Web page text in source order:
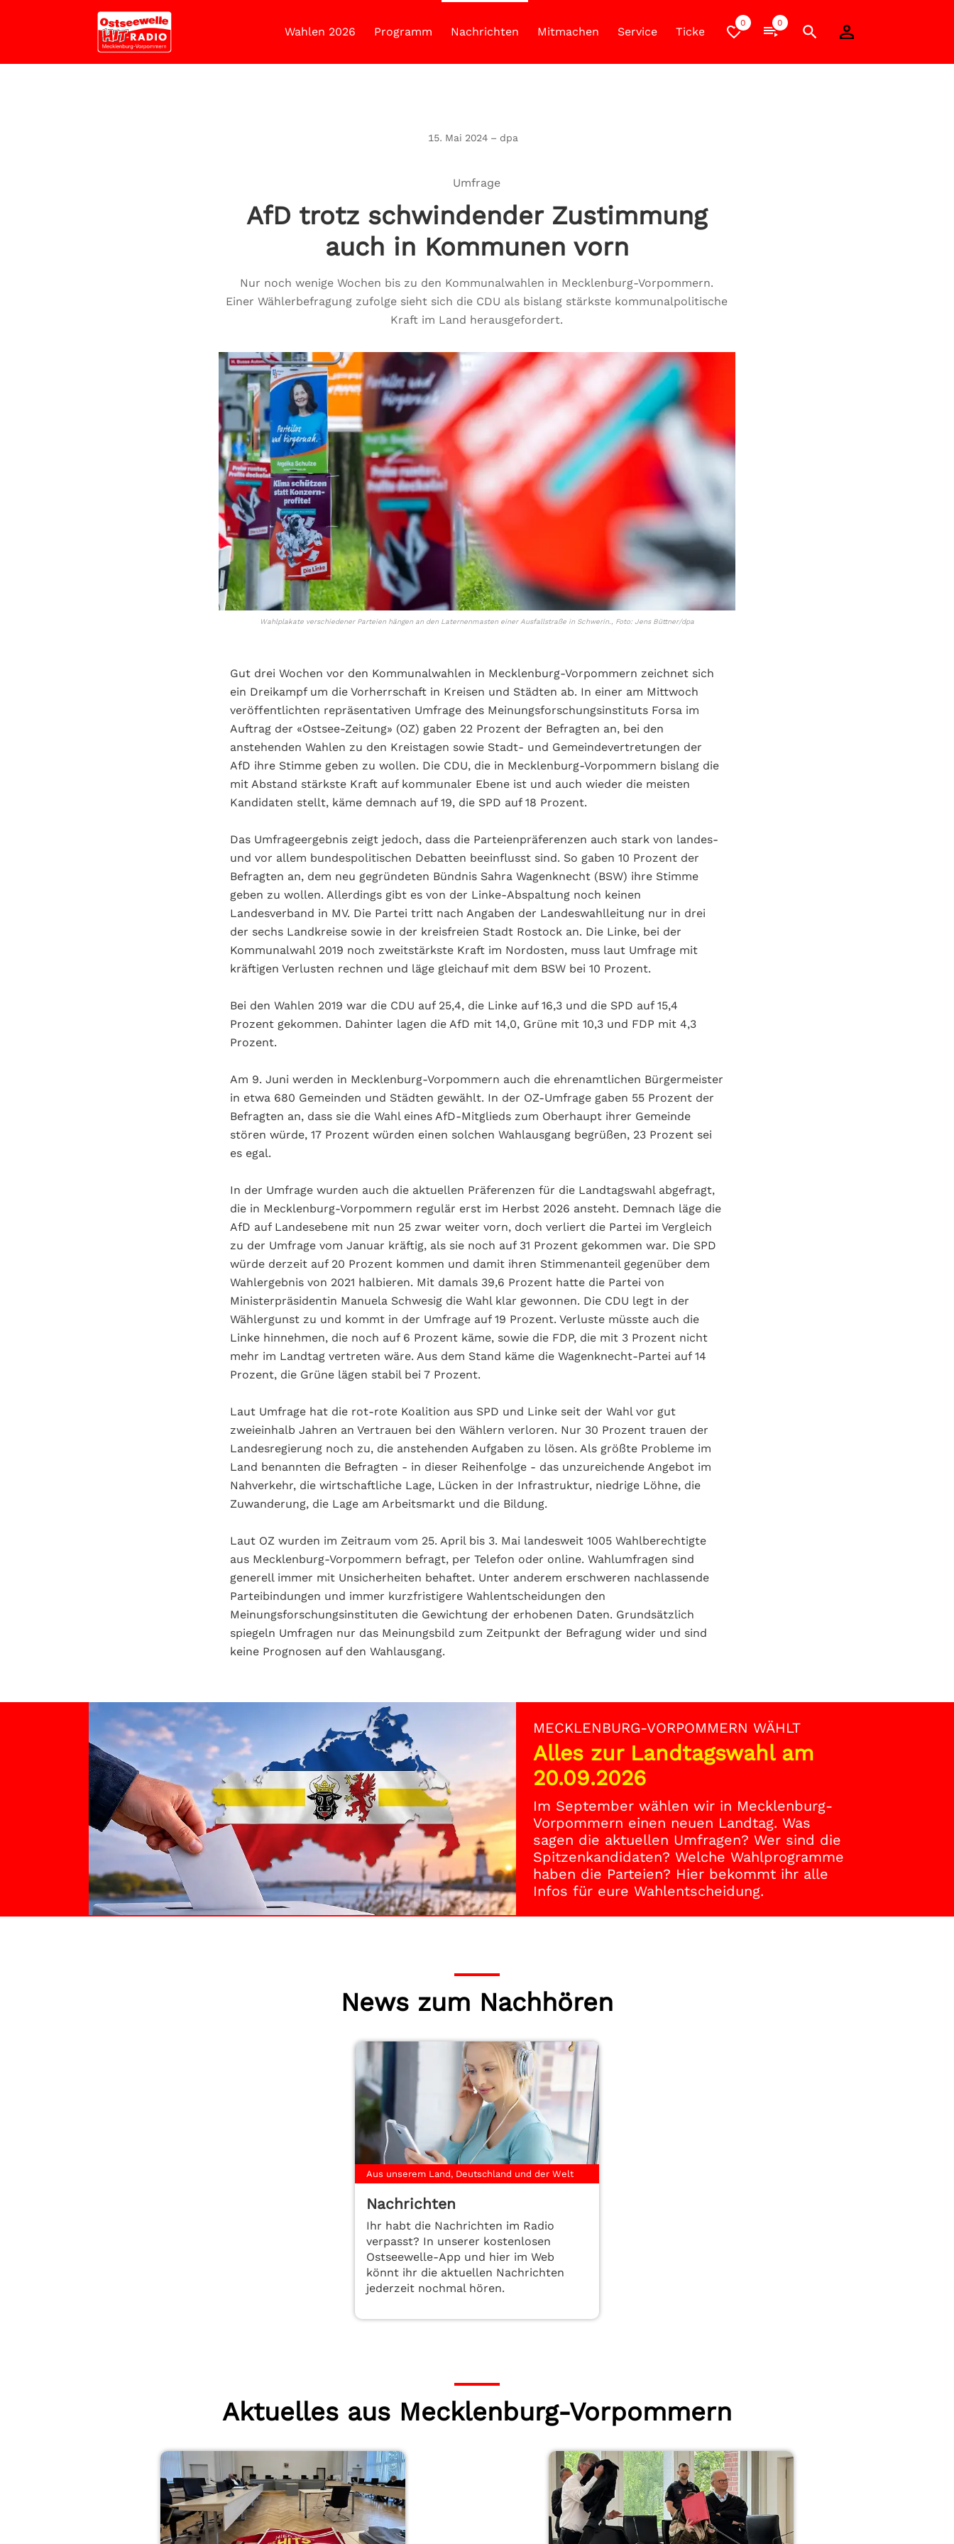
Wahlen 2026 Programm Nachrichten Mitmachen Service Ticket-Shop Werbung
0 0
15. Mai 2024 – dpa
Umfrage
AfD trotz schwindender Zustimmung
auch in Kommunen vorn
Nur noch wenige Wochen bis zu den Kommunalwahlen in Mecklenburg-Vorpommern.
Einer Wählerbefragung zufolge sieht sich die CDU als bislang stärkste kommunalpolitische
Kraft im Land herausgefordert.
Wahlplakate verschiedener Parteien hängen an den Laternenmasten einer Ausfallstraße in Schwerin., Foto: Jens Büttner/dpa
Gut drei Wochen vor den Kommunalwahlen in Mecklenburg-Vorpommern zeichnet sich
ein Dreikampf um die Vorherrschaft in Kreisen und Städten ab. In einer am Mittwoch
veröffentlichten repräsentativen Umfrage des Meinungsforschungsinstituts Forsa im
Auftrag der «Ostsee-Zeitung» (OZ) gaben 22 Prozent der Befragten an, bei den
anstehenden Wahlen zu den Kreistagen sowie Stadt- und Gemeindevertretungen der
AfD ihre Stimme geben zu wollen. Die CDU, die in Mecklenburg-Vorpommern bislang die
mit Abstand stärkste Kraft auf kommunaler Ebene ist und auch wieder die meisten
Kandidaten stellt, käme demnach auf 19, die SPD auf 18 Prozent.
Das Umfrageergebnis zeigt jedoch, dass die Parteienpräferenzen auch stark von landes-
und vor allem bundespolitischen Debatten beeinflusst sind. So gaben 10 Prozent der
Befragten an, dem neu gegründeten Bündnis Sahra Wagenknecht (BSW) ihre Stimme
geben zu wollen. Allerdings gibt es von der Linke-Abspaltung noch keinen
Landesverband in MV. Die Partei tritt nach Angaben der Landeswahlleitung nur in drei
der sechs Landkreise sowie in der kreisfreien Stadt Rostock an. Die Linke, bei der
Kommunalwahl 2019 noch zweitstärkste Kraft im Nordosten, muss laut Umfrage mit
kräftigen Verlusten rechnen und läge gleichauf mit dem BSW bei 10 Prozent.
Bei den Wahlen 2019 war die CDU auf 25,4, die Linke auf 16,3 und die SPD auf 15,4
Prozent gekommen. Dahinter lagen die AfD mit 14,0, Grüne mit 10,3 und FDP mit 4,3
Prozent.
Am 9. Juni werden in Mecklenburg-Vorpommern auch die ehrenamtlichen Bürgermeister
in etwa 680 Gemeinden und Städten gewählt. In der OZ-Umfrage gaben 55 Prozent der
Befragten an, dass sie die Wahl eines AfD-Mitglieds zum Oberhaupt ihrer Gemeinde
stören würde, 17 Prozent würden einen solchen Wahlausgang begrüßen, 23 Prozent sei
es egal.
In der Umfrage wurden auch die aktuellen Präferenzen für die Landtagswahl abgefragt,
die in Mecklenburg-Vorpommern regulär erst im Herbst 2026 ansteht. Demnach läge die
AfD auf Landesebene mit nun 25 zwar weiter vorn, doch verliert die Partei im Vergleich
zu der Umfrage vom Januar kräftig, als sie noch auf 31 Prozent gekommen war. Die SPD
würde derzeit auf 20 Prozent kommen und damit ihren Stimmenanteil gegenüber dem
Wahlergebnis von 2021 halbieren. Mit damals 39,6 Prozent hatte die Partei von
Ministerpräsidentin Manuela Schwesig die Wahl klar gewonnen. Die CDU legt in der
Wählergunst zu und kommt in der Umfrage auf 19 Prozent. Verluste müsste auch die
Linke hinnehmen, die noch auf 6 Prozent käme, sowie die FDP, die mit 3 Prozent nicht
mehr im Landtag vertreten wäre. Aus dem Stand käme die Wagenknecht-Partei auf 14
Prozent, die Grüne lägen stabil bei 7 Prozent.
Laut Umfrage hat die rot-rote Koalition aus SPD und Linke seit der Wahl vor gut
zweieinhalb Jahren an Vertrauen bei den Wählern verloren. Nur 30 Prozent trauen der
Landesregierung noch zu, die anstehenden Aufgaben zu lösen. Als größte Probleme im
Land benannten die Befragten - in dieser Reihenfolge - das unzureichende Angebot im
Nahverkehr, die wirtschaftliche Lage, Lücken in der Infrastruktur, niedrige Löhne, die
Zuwanderung, die Lage am Arbeitsmarkt und die Bildung.
Laut OZ wurden im Zeitraum vom 25. April bis 3. Mai landesweit 1005 Wahlberechtigte
aus Mecklenburg-Vorpommern befragt, per Telefon oder online. Wahlumfragen sind
generell immer mit Unsicherheiten behaftet. Unter anderem erschweren nachlassende
Parteibindungen und immer kurzfristigere Wahlentscheidungen den
Meinungsforschungsinstituten die Gewichtung der erhobenen Daten. Grundsätzlich
spiegeln Umfragen nur das Meinungsbild zum Zeitpunkt der Befragung wider und sind
keine Prognosen auf den Wahlausgang.
MECKLENBURG-VORPOMMERN WÄHLT
Alles zur Landtagswahl am
20.09.2026
Im September wählen wir in Mecklenburg-
Vorpommern einen neuen Landtag. Was
sagen die aktuellen Umfragen? Wer sind die
Spitzenkandidaten? Welche Wahlprogramme
haben die Parteien? Hier bekommt ihr alle
Infos für eure Wahlentscheidung.
News zum Nachhören
Aus unserem Land, Deutschland und der Welt
Nachrichten
Ihr habt die Nachrichten im Radio
verpasst? In unserer kostenlosen
Ostseewelle-App und hier im Web
könnt ihr die aktuellen Nachrichten
jederzeit nochmal hören.
Aktuelles aus Mecklenburg-Vorpommern